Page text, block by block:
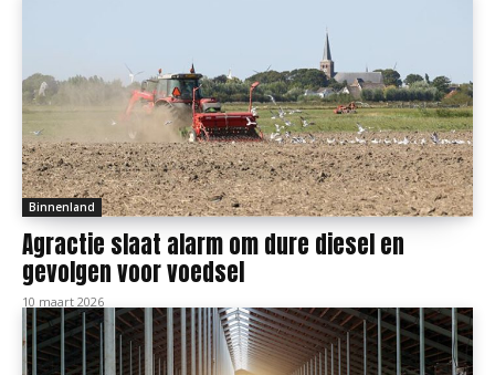
Binnenland
Agractie slaat alarm om dure diesel en
gevolgen voor voedsel
10 maart 2026